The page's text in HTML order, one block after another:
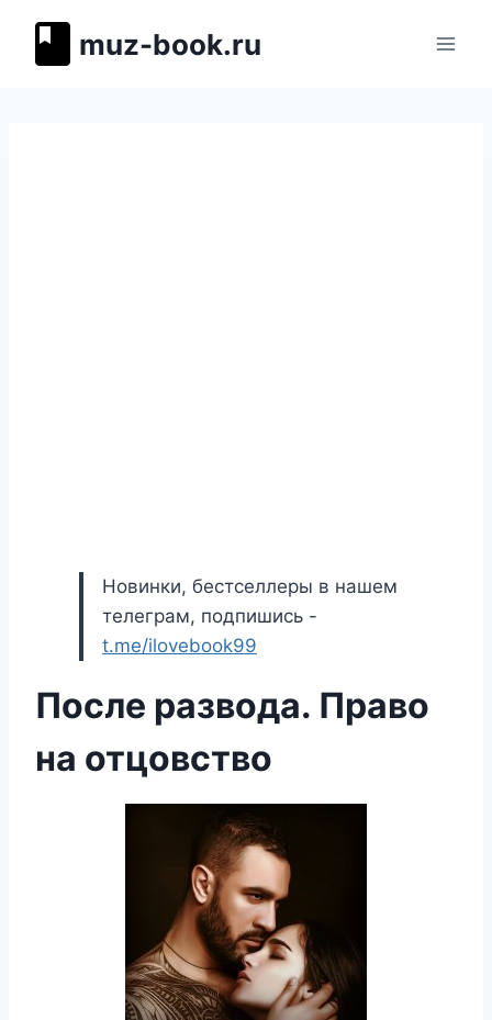
muz-book.ru
Новинки, бестселлеры в нашем
телеграм, подпишись -
t.me/ilovebook99
После развода. Право
на отцовство